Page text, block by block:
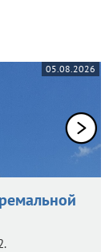
05.08.2026